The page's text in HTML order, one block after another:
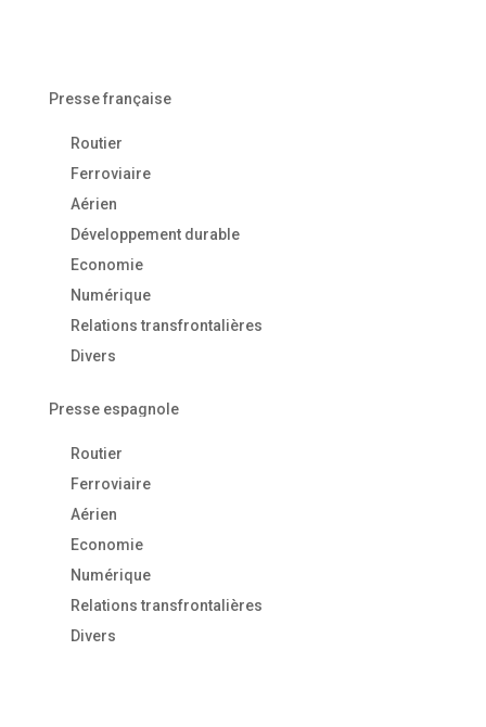
Presse française
Routier
Ferroviaire
Aérien
Développement durable
Economie
Numérique
Relations transfrontalières
Divers
Presse espagnole
Routier
Ferroviaire
Aérien
Economie
Numérique
Relations transfrontalières
Divers